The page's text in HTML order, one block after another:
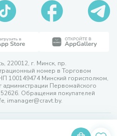
220012, г. Минск, пр.
номер в Торговом
100149474 Минский горисполком,
администрации Первомайского
Обращения покупателей
imanager@cravt.by.